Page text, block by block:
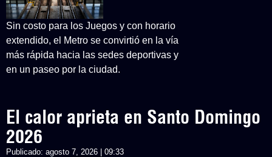
Sin costo para los Juegos y con horario
extendido, el Metro se convirtió en la vía
más rápida hacia las sedes deportivas y
en un paseo por la ciudad.
El calor aprieta en Santo Domingo
2026
Publicado: agosto 7, 2026 | 09:33